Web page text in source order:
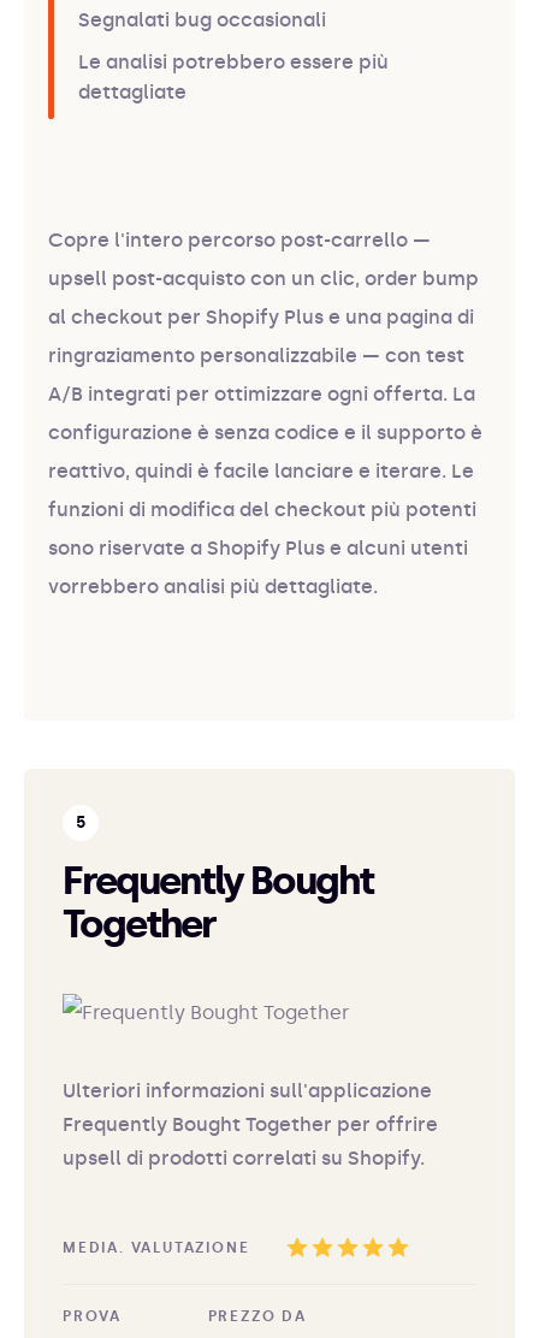
Segnalati bug occasionali
Le analisi potrebbero essere più
dettagliate
Copre l'intero percorso post-carrello —
upsell post-acquisto con un clic, order bump
al checkout per Shopify Plus e una pagina di
ringraziamento personalizzabile — con test
A/B integrati per ottimizzare ogni offerta. La
configurazione è senza codice e il supporto è
reattivo, quindi è facile lanciare e iterare. Le
funzioni di modifica del checkout più potenti
sono riservate a Shopify Plus e alcuni utenti
vorrebbero analisi più dettagliate.
Frequently Bought
Together
Ulteriori informazioni sull'applicazione
Frequently Bought Together per offrire
upsell di prodotti correlati su Shopify.
MEDIA. VALUTAZIONE
PROVA
PREZZO DA